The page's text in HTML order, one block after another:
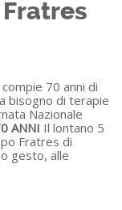
70 anni di
bisogno di terapie
Nazionale
ANNI Il lontano 5
Fratres di
gesto, alle